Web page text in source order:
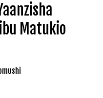
Matukio